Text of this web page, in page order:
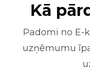
Kā
Padomi no E-
uzņēmumu